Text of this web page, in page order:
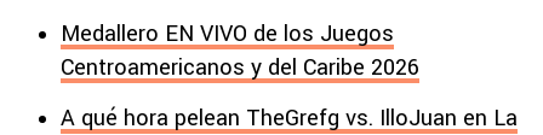
Medallero EN VIVO de los Juegos
Centroamericanos y del Caribe 2026
A qué hora pelean TheGrefg vs. IlloJuan en La